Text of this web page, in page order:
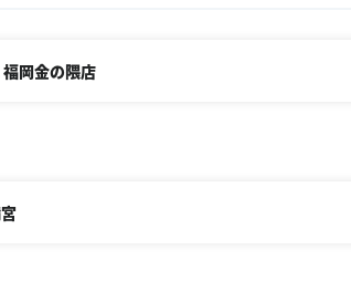
岡金の隈店